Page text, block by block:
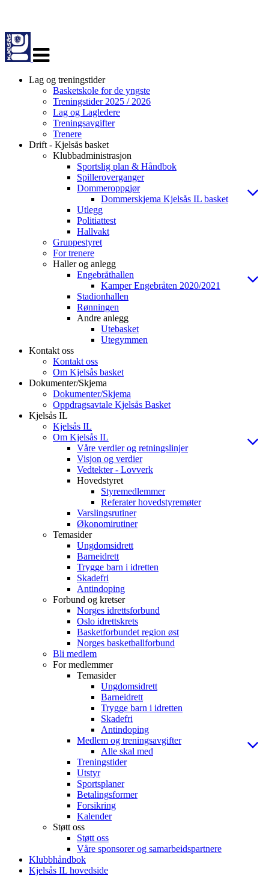
navigasjon
Lag og treningstider
Basketskole for de yngste
Treningstider 2025 / 2026
Lag og Lagledere
Treningsavgifter
Trenere
Drift - Kjelsås basket
Klubbadministrasjon
Sportslig plan & Håndbok
Spilleroverganger
Dommeroppgjør
Dommerskjema Kjelsås IL basket
Utlegg
Politiattest
Hallvakt
Gruppestyret
For trenere
Haller og anlegg
Engebråthallen
Kamper Engebråten 2020/2021
Stadionhallen
Rønningen
Andre anlegg
Utebasket
Utegymmen
Kontakt oss
Kontakt oss
Om Kjelsås basket
Dokumenter/Skjema
Dokumenter/Skjema
Oppdragsavtale Kjelsås Basket
Kjelsås IL
Kjelsås IL
Om Kjelsås IL
Våre verdier og retningslinjer
Visjon og verdier
Vedtekter - Lovverk
Hovedstyret
Styremedlemmer
Referater hovedstyremøter
Varslingsrutiner
Økonomirutiner
Temasider
Ungdomsidrett
Barneidrett
Trygge barn i idretten
Skadefri
Antindoping
Forbund og kretser
Norges idrettsforbund
Oslo idrettskrets
Basketforbundet region øst
Norges basketballforbund
Bli medlem
For medlemmer
Temasider
Ungdomsidrett
Barneidrett
Trygge barn i idretten
Skadefri
Antindoping
Medlem og treningsavgifter
Alle skal med
Treningstider
Utstyr
Sportsplaner
Betalingsformer
Forsikring
Kalender
Støtt oss
Støtt oss
Våre sponsorer og samarbeidspartnere
Klubbhåndbok
Kjelsås IL hovedside